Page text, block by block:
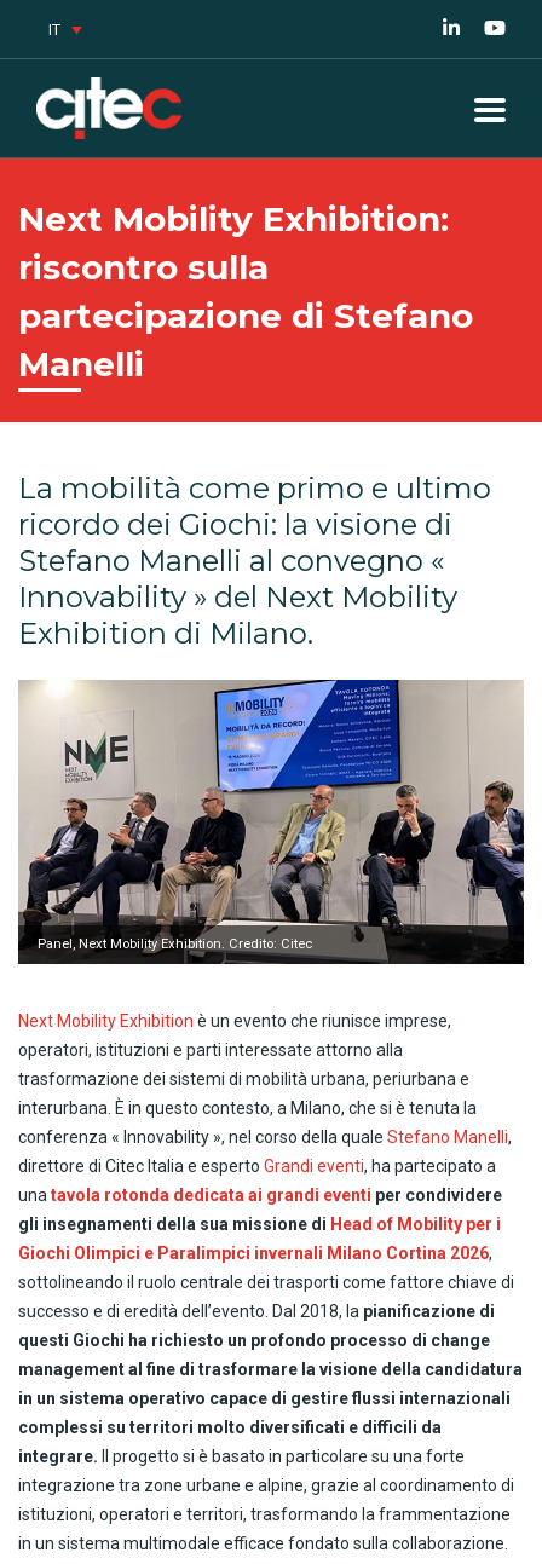
IT
Next Mobility Exhibition:
riscontro sulla
partecipazione di Stefano
Manelli
La mobilità come primo e ultimo
ricordo dei Giochi: la visione di
Stefano Manelli al convegno «
Innovability » del Next Mobility
Exhibition di Milano.
Panel, Next Mobility Exhibition. Credito: Citec
Next Mobility Exhibition è un evento che riunisce imprese,
operatori, istituzioni e parti interessate attorno alla
trasformazione dei sistemi di mobilità urbana, periurbana e
interurbana. È in questo contesto, a Milano, che si è tenuta la
conferenza « Innovability », nel corso della quale Stefano Manelli,
direttore di Citec Italia e esperto Grandi eventi, ha partecipato a
unatavola rotonda dedicata ai grandi eventi per condividere
gli insegnamenti della sua missione di Head of Mobility per i
Giochi Olimpici e Paralimpici invernali Milano Cortina 2026,
sottolineando il ruolo centrale dei trasporti come fattore chiave di
successo e di eredità dell’evento. Dal 2018, la pianificazione di
questi Giochi ha richiesto un profondo processo di change
management al fine di trasformare la visione della candidatura
in un sistema operativo capace di gestire flussi internazionali
complessi su territori molto diversificati e difficili da
integrare. Il progetto si è basato in particolare su una forte
integrazione tra zone urbane e alpine, grazie al coordinamento di
istituzioni, operatori e territori, trasformando la frammentazione
in un sistema multimodale efficace fondato sulla collaborazione.